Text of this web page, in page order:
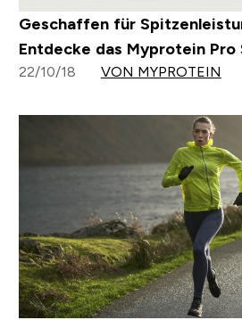
Geschaffen für
Entdecke das Myprotein Pro
22/10/18 VON MYPROTEIN